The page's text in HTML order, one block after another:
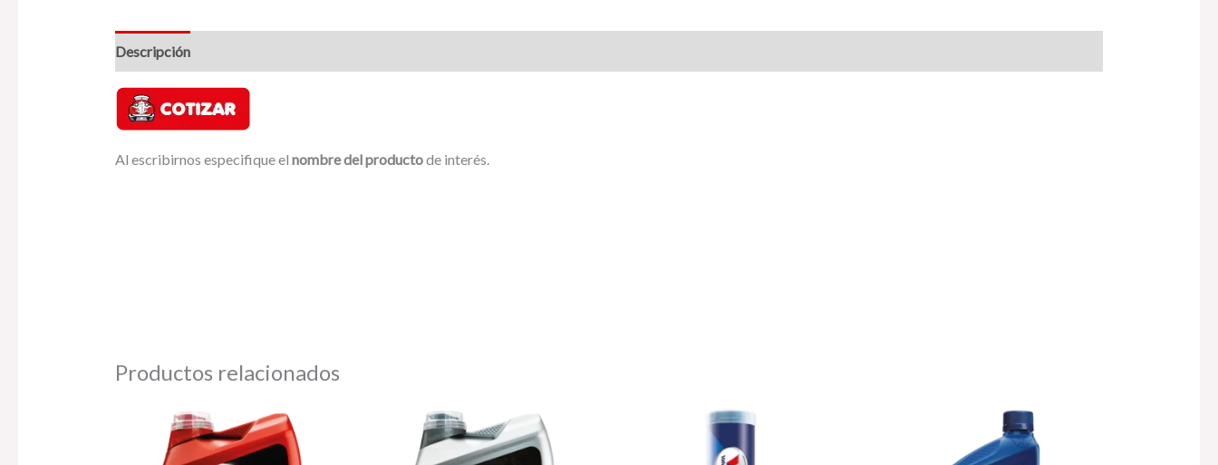
Descripción
Al escribirnos especifique el nombre del productode interés.
Productos relacionados